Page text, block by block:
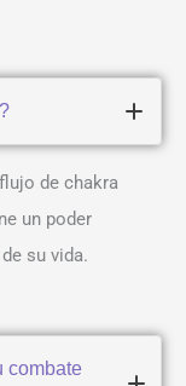
de chakra
un poder
su vida.
combate